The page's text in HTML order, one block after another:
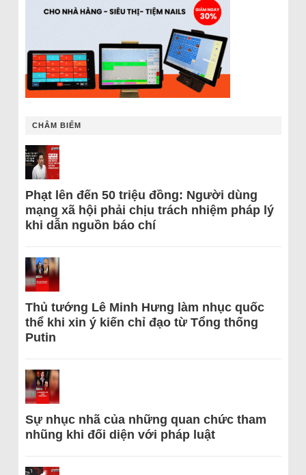
CHÂM BIẾM
Phạt lên đến 50 triệu đồng: Người dùng
mạng xã hội phải chịu trách nhiệm pháp lý
khi dẫn nguồn báo chí
Thủ tướng Lê Minh Hưng làm nhục quốc
thể khi xin ý kiến chỉ đạo từ Tổng thống
Putin
Sự nhục nhã của những quan chức tham
nhũng khi đối diện với pháp luật